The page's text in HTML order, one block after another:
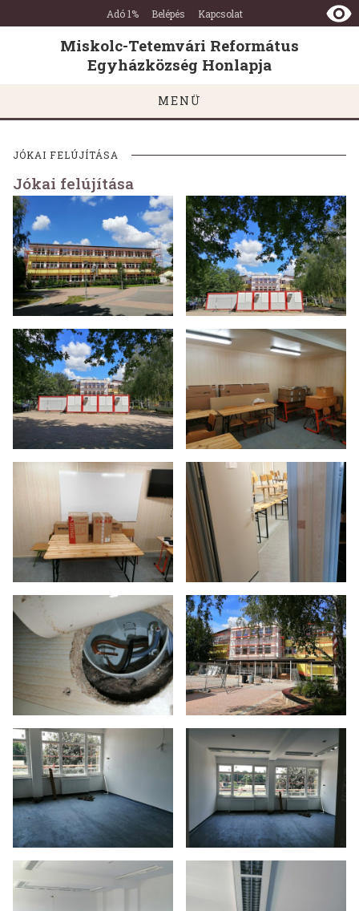
Miskolc-
Tetemvári
Református
Egyházközség
Honlapja
Ugrás a tartalomra
Ugrás a láblécre
Adó 1% Belépés Kapcsolat
Miskolc-Tetemvári Református
Egyházközség Honlapja
MENÜ
JÓKAI FELÚJÍTÁSA
Jókai felújítása